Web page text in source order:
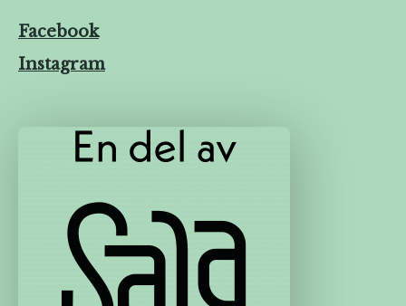
Facebook
Instagram